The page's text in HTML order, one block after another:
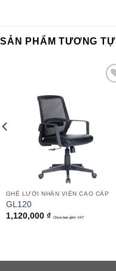
SẢN PHẨM TƯƠNG TỰ
GHẾ LƯỚI NHÂN VIÊN CAO CẤP
GL120
1,120,000 ₫ Chưa bao gồm VAT